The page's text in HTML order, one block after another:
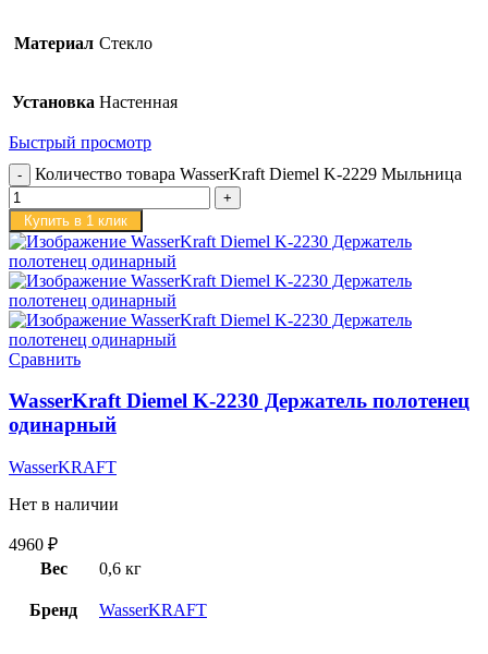
Материал Стекло
Установка Настенная
Быстрый просмотр
Количество товара WasserKraft Diemel K-2229 Мыльница
Купить в 1 клик
Сравнить
WasserKraft Diemel K-2230 Держатель полотенец
одинарный
WasserKRAFT
Нет в наличии
4960 ₽
Вес
0,6 кг
Бренд WasserKRAFT